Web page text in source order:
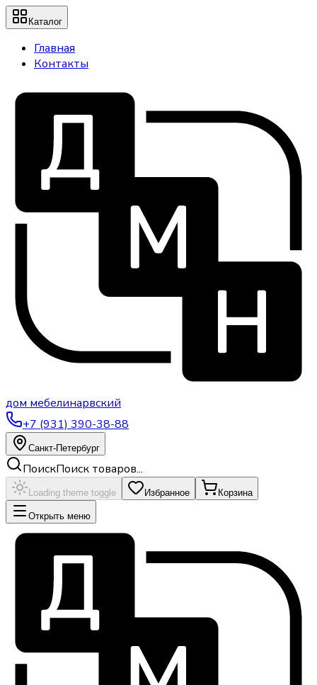
Каталог
Главная
Контакты
дом мебелинарвский
+7 (931) 390-38-88
Санкт-Петербург
ПоискПоиск товаров...
Loading theme toggle Избранное Корзина
Открыть меню